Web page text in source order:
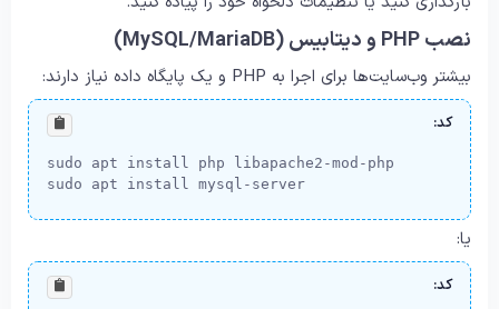
نصب PHP و دیتابیس (MySQL/MariaDB)
بیشتر وب‌سایت‌ها برای اجرا به PHP و یک پایگاه داده نیاز دارند:
کد:
sudo apt install php libapache2-mod-php
sudo apt install mysql-server
یا:
کد: